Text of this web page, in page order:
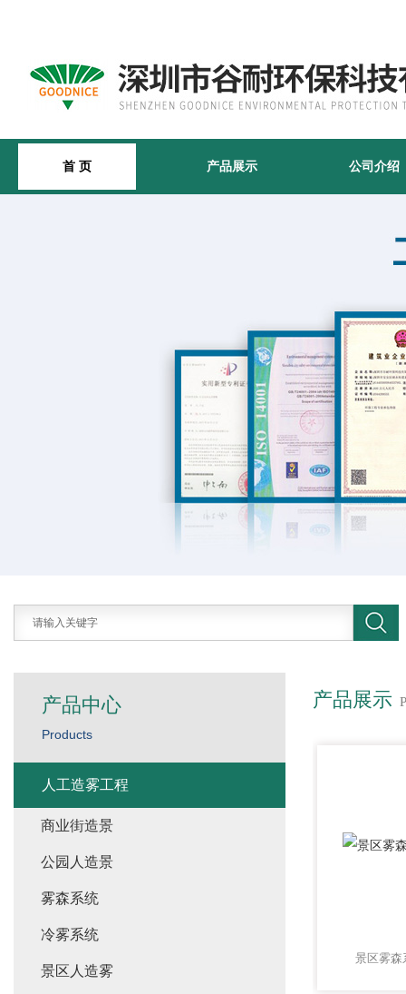
首 页 产品展示 公司介绍
产品展示
景区雾森
产品中心
Products
人工造雾工程
商业街造景
公园人造景
雾森系统
冷雾系统
景区人造雾